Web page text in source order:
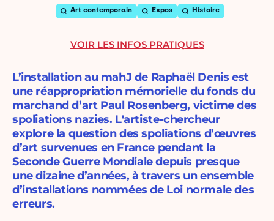
Art contemporain Expos Histoire
L’installation au mahJ de Raphaël Denis est
une réappropriation mémorielle du fonds du
marchand d’art Paul Rosenberg, victime des
spoliations nazies. L'artiste-chercheur
explore la question des spoliations d’œuvres
d’art survenues en France pendant la
Seconde Guerre Mondiale depuis presque
une dizaine d’années, à travers un ensemble
d’installations nommées de Loi normale des
erreurs.
VOIR LES INFOS PRATIQUES